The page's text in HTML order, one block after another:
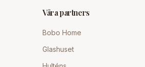
Våra partners
Bobo Home
Glashuset